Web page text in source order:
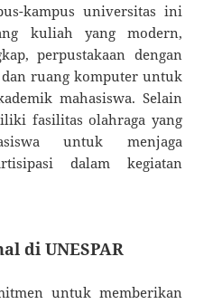
kampus universitas ini
kuliah yang modern,
perpustakaan dengan
ruang komputer untuk
mahasiswa. Selain
fasilitas olahraga yang
untuk menjaga
dalam kegiatan
di UNESPAR
untuk memberikan